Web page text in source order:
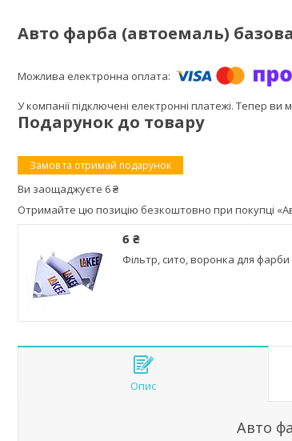
Авто фарба (автоемаль) базова
У компанії підключені електронні платежі. Тепер
Подарунок до товару
Замов та отримай подарунок
Ви заощаджуєте 6 ₴
Отримайте цю позицію безкоштовно при покупці
6 ₴
Фільтр, сито, воронка для фарби
Опис
Авто